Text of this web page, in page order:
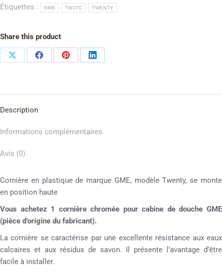
Étiquettes :
GME TW27C TWENTY
Share this product
Description
Informations complémentaires
Avis (0)
Cornière en plastique de marque GME, modèle Twenty, se monte
en position haute
Vous achetez 1 cornière chromée pour cabine de douche GME
(pièce d’origine du fabricant).
La cornière se caractérise par une excellente résistance aux eaux
calcaires et aux résidus de savon. Il présente l’avantage d’être
facile à installer.